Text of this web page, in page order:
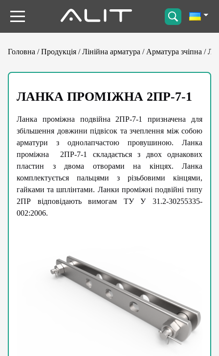
Головна /Продукція /Лінійна арматура / Арматура зчіпна /
ЛАНКА ПРОМІЖНА 2ПР-7-1
Ланка проміжна подвійна 2ПР-7-1 призначена для
збільшення довжини підвісок та зчеплення між собою
арматури з однолапчастою провушиною. Ланка
проміжна 2ПР-7-1 складається з двох однакових
пластин з двома отворами на кінцях. Ланка
комплектується пальцями з різьбовими кінцями,
гайками та шплінтами. Ланки проміжні подвійні типу
2ПР відповідають вимогам ТУ У 31.2-30255335-
002:2006.